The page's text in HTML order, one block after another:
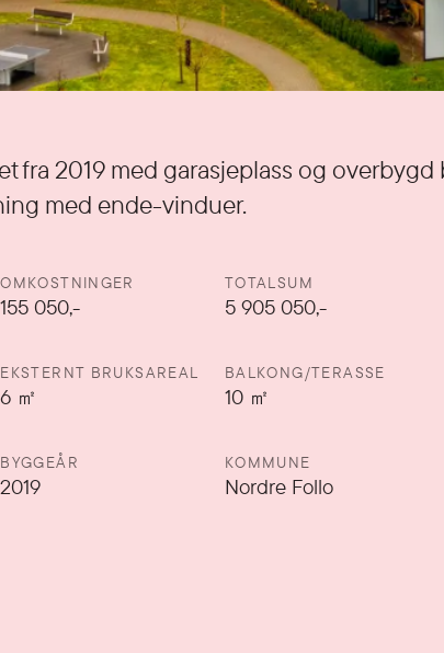
fra 2019 med garasjeplass og overbygd
med ende-vinduer.
OMKOSTNINGER
155 050,-
TOTALSUM
5 905 050,-
EKSTERNT BRUKSAREAL
6 ㎡
BALKONG/TERASSE
10㎡
BYGGEÅR
2019
KOMMUNE
Nordre Follo